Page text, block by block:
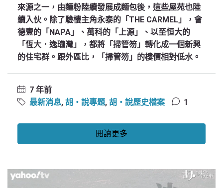
來源之一，由麵粉陸續發展成麵包後，這些屋苑也陸
續入伙。除了驗樓主角永泰的「THE CARMEL」，會
德豐的「NAPA」、萬科的「上源」、以至恒大的
「恆大．逸瓏灣」，都將「掃管笏」轉化成一個新興
的住宅群。跟外區比，「掃管笏」的樓價相對低水。
7 年前
最新消息, 胡‧說專題, 胡‧說歷史檔案 1
閱讀更多